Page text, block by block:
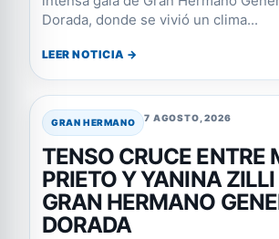
Dorada, donde se vivió un clima...
LEER NOTICIA →
GRAN HERMANO 7 AGOSTO, 2026
TENSO CRUCE ENTRE
PRIETO Y YANINA ZILLI
GRAN HERMANO
DORADA